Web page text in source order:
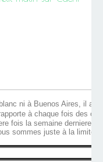
ni à Buenos Aires, il a
à chaque fois des
fois la semaine derniere,
sommes juste à la limite